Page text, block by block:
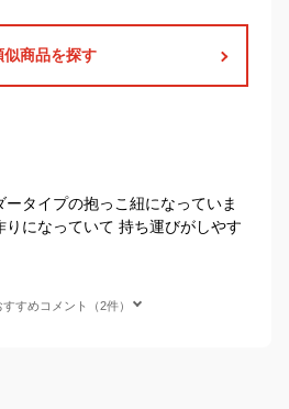
似商品を探す
タイプの抱っこ紐になっていま
になっていて 持ち運びがしやす
すめコメント（2件）